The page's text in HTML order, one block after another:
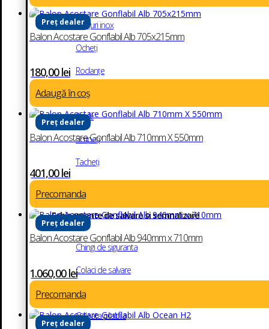
Lanțuri inox
Ocheți
Rodanțe
Role ancore
Saule
Scripeți
Tacheți
Echipamente de salvare si semnalizare
Chingi de siguranta
Colaci de salvare
Costume supravietuire
Galeata pliabila
Preț dealer
Balon Acostare Gonflabil Alb 705x215mm
180,00lei
Adaugă în coș
Preț dealer
Balon Acostare Gonflabil Alb 710mm X 550mm
401,00lei
Precomanda
Preț dealer
Balon Acostare Gonflabil Alb 940mm x 710mm
1.060,00lei
Precomanda
Preț dealer